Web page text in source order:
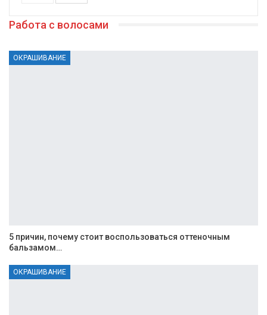
Работа с волосами
ОКРАШИВАНИЕ
5 причин, почему стоит воспользоваться оттеночным
бальзамом…
ОКРАШИВАНИЕ